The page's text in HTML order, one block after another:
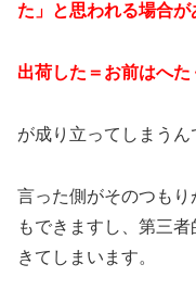
た」と思われる場合が
出荷した＝お前はへた
が成り立ってしまうん
言った側がそのつも
もできますし、第三
きてしまいます。